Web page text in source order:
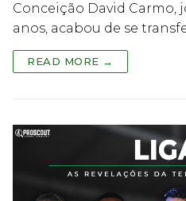
Conceição David Carmo,
anos, acabou de se
READ MORE →